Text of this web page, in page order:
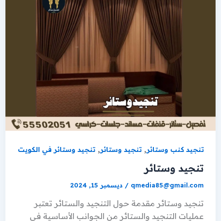
تنجيد كنب وستائر, تنجيد وستائر, تنجيد وستائر في الكويت
تنجيد وستائر
qmedia85@gmail.com
/ ديسمبر 15, 2024
تنجيد وستائر مقدمة حول التنجيد والستائر تعتبر
عمليات التنجيد والستائر من الجوانب الأساسية في